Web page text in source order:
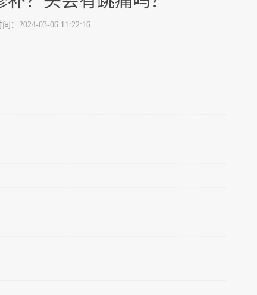
：2024-03-06 11:22:16